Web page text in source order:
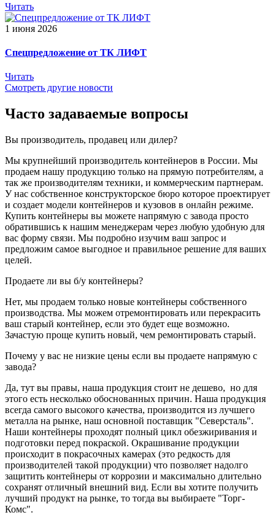
Читать
1 июня 2026
Спецпредложение от ТК ЛИФТ
Читать
Смотреть другие новости
Часто задаваемые вопросы
Вы производитель, продавец или дилер?
Мы крупнейший производитель контейнеров в России. Мы
продаем нашу продукцию только на прямую потребителям, а
так же производителям техники, и коммерческим партнерам.
У нас собственное конструкторское бюро которое проектирует
и создает модели контейнеров и кузовов в онлайн режиме.
Купить контейнеры вы можете напрямую с завода просто
обратившись к нашим менеджерам через любую удобную для
вас форму связи. Мы подробно изучим ваш запрос и
предложим самое выгодное и правильное решение для ваших
целей.
Продаете ли вы б/у контейнеры?
Нет, мы продаем только новые контейнеры собственного
производства. Мы можем отремонтировать или перекрасить
ваш старый контейнер, если это будет еще возможно.
Зачастую проще купить новый, чем ремонтировать старый.
Почему у вас не низкие цены если вы продаете напрямую с
завода?
Да, тут вы правы, наша продукция стоит не дешево, но для
этого есть несколько обоснованных причин. Наша продукция
всегда самого высокого качества, производится из лучшего
металла на рынке, наш основной поставщик "Северсталь".
Наши контейнеры проходят полный цикл обезжиривания и
подготовки перед покраской. Окрашивание продукции
происходит в покрасочных камерах (это редкость для
производителей такой продукции) что позволяет надолго
защитить контейнеры от коррозии и максимально длительно
сохранят отличный внешний вид. Если вы хотите получить
лучший продукт на рынке, то тогда вы выбираете "Торг-
Комс".